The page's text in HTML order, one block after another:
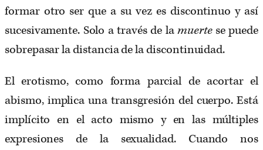
formar otro ser que a su vez es discontinuo y así
sucesivamente. Solo a través de lamuertese puede
sobrepasar la distancia de la discontinuidad.
El erotismo, como forma parcial de acortar el
abismo, implica una transgresión del cuerpo. Está
implícito en el acto mismo y en las múltiples
expresiones de la sexualidad. Cuando nos